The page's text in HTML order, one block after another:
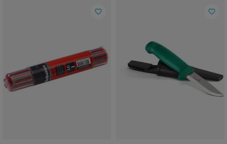
favorite_border favorite_border